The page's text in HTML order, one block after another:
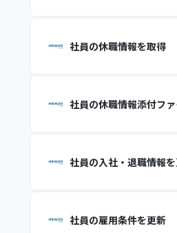
社員の休職情報を取得
社員の休職情報添付フ
社員の入社・退職情報
社員の雇用条件を更新